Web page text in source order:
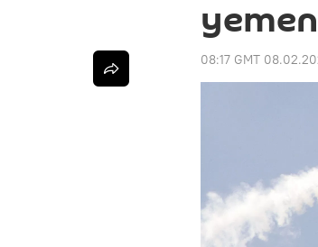
08:17 GMT